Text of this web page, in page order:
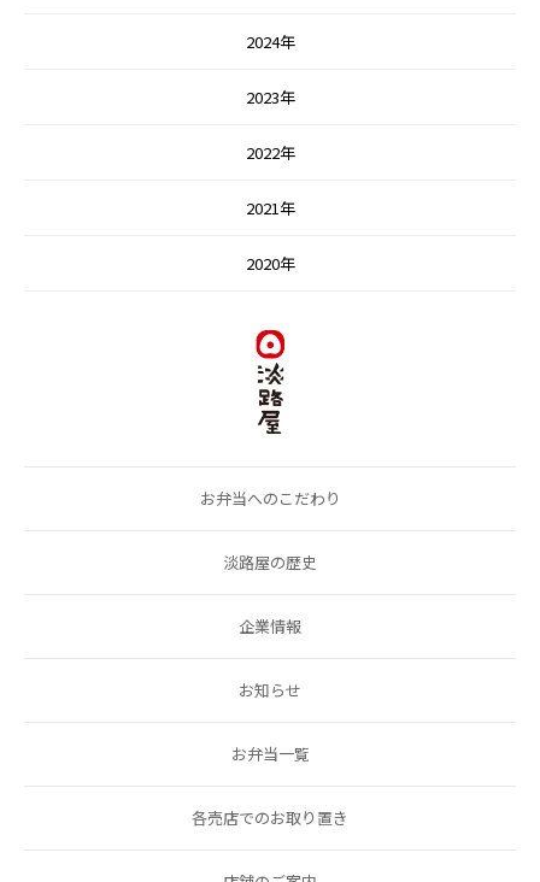
2024年
2023年
2022年
2021年
2020年
お弁当へのこだわり
淡路屋の歴史
企業情報
お知らせ
お弁当一覧
各売店でのお取り置き